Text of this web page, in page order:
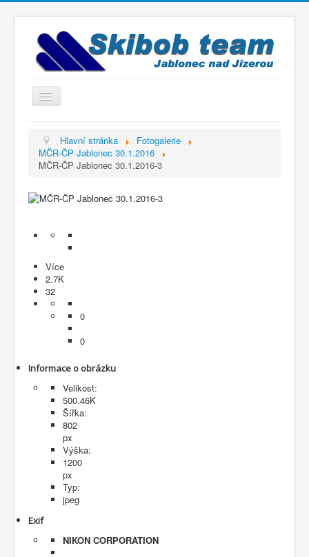
Přepnout
navigaci
Historie
Závodníci
Termínový kalendář
Výsledky
Videogalerie
Fotogalerie
Hlavní stránka
Fotogalerie
MČR-ČP Jablonec 30.1.2016
MČR-ČP Jablonec 30.1.2016-3
Více
2.7K
32
0
0
Informace o obrázku
Velikost:
500.46K
Šířka:
802
px
Výška:
1200
px
Typ:
jpeg
Exif
NIKON CORPORATION